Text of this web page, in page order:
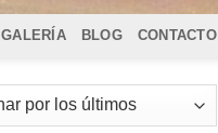
GALERÍA BLOG CONTACTO